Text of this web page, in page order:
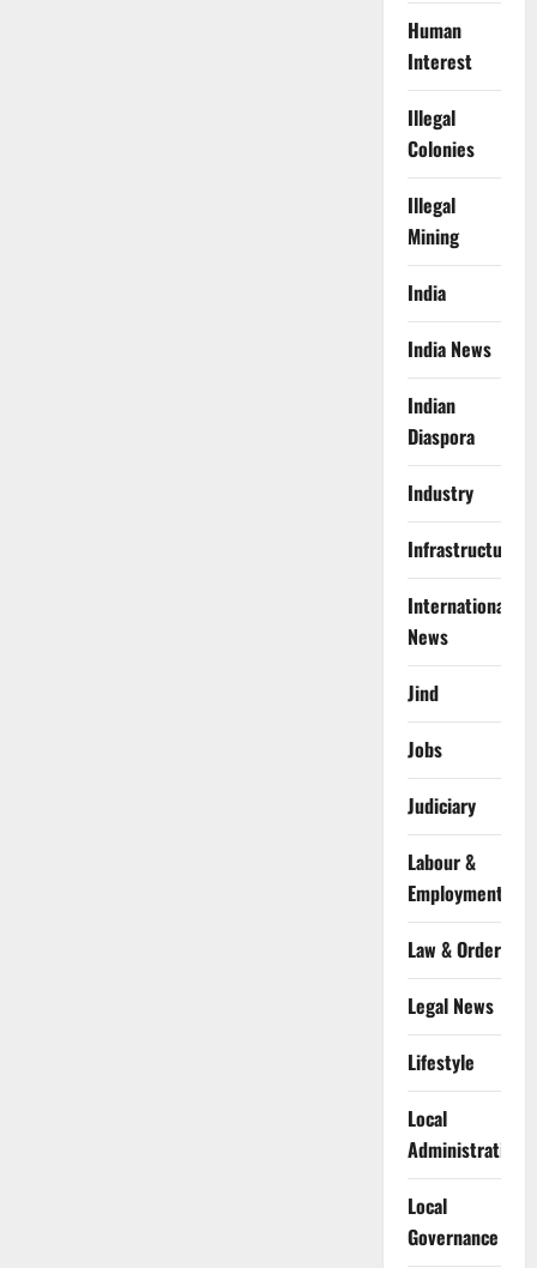
Human
Interest
Illegal
Colonies
Illegal
Mining
India
India News
Indian
Diaspora
Industry
Infrastructure
International
News
Jind
Jobs
Judiciary
Labour &
Employment
Law & Order
Legal News
Lifestyle
Local
Administration
Local
Governance